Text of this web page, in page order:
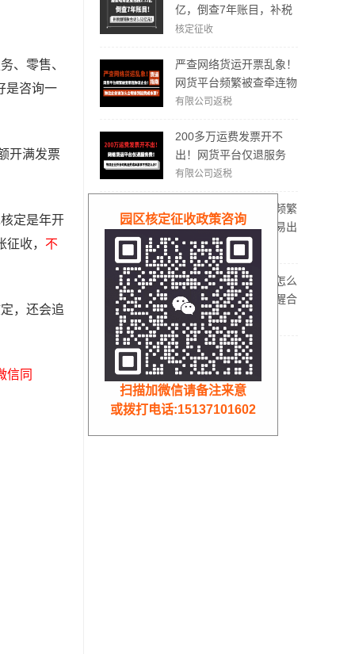
亿，倒查7年账目，补税
加罚款3.62亿元！
核定征收
严查网络货运开票乱象！
网货平台频繁被查牵连物
流企业！物流企业该怎么
有限公司返税
200多万运费发票开不
出！网货平台仅退服务
费，运费成本拿不到怎么
办？
有限公司返税
物流企业、网货平台频繁
被稽查，哪些方面容易出
现问题？怎么实现合规经
营？
有限公司返税
电商没有成本票应该怎么
办？收到税务预警提醒合
规解决方案！
核定征收
、零售、
是咨询一
开满发票
定是年开
收， 不
，还会追
信同
园区核定征收政策咨询
扫描加微信请备注来意
或拨打电话:15137101602